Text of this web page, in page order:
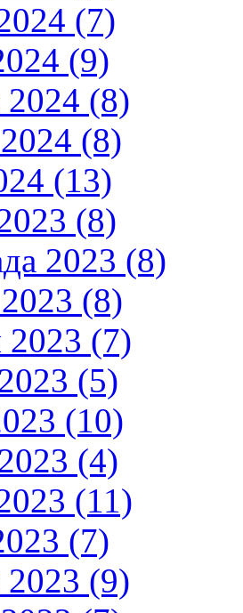
(7)
(9)
2024 (8)
(8)
(13)
(8)
2023 (8)
(8)
2023 (7)
(5)
(10)
(4)
(11)
(7)
2023 (9)